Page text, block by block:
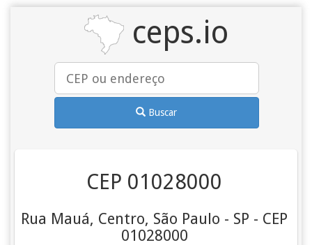
ceps.io
Buscar
CEP 01028000
Rua Mauá, Centro, São Paulo - SP - CEP
01028000